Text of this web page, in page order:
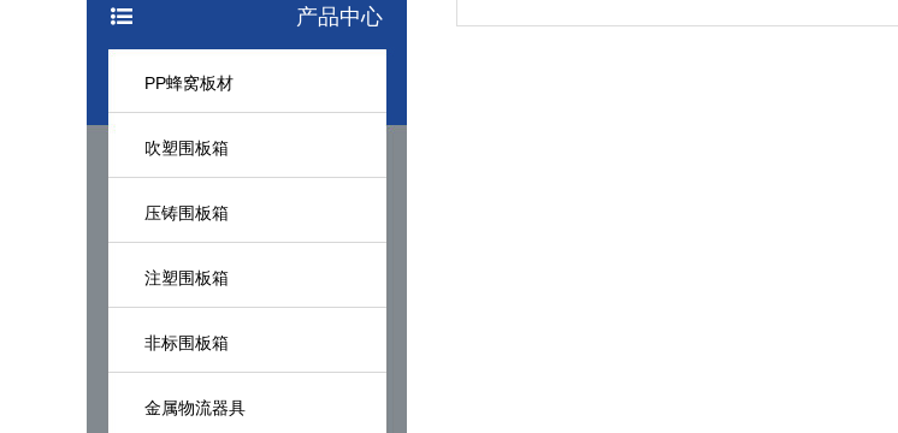
产品中心
PP蜂窝板材
吹塑围板箱
压铸围板箱
注塑围板箱
非标围板箱
金属物流器具